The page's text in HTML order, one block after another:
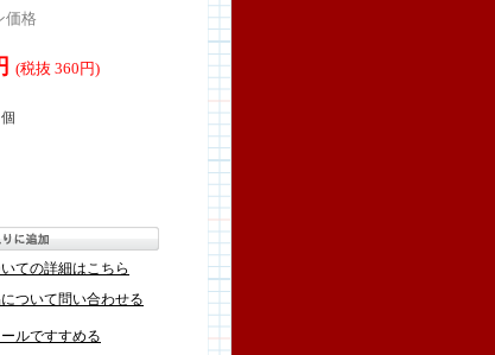
価格
(税抜 360円)
個
ての詳細はこちら
ついて問い合わせる
ルですすめる